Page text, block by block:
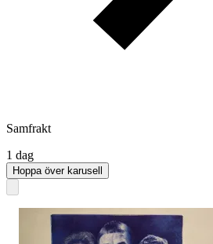
Samfrakt
1 dag
Hoppa över karusell